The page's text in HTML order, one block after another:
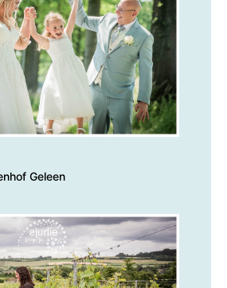
Geleen